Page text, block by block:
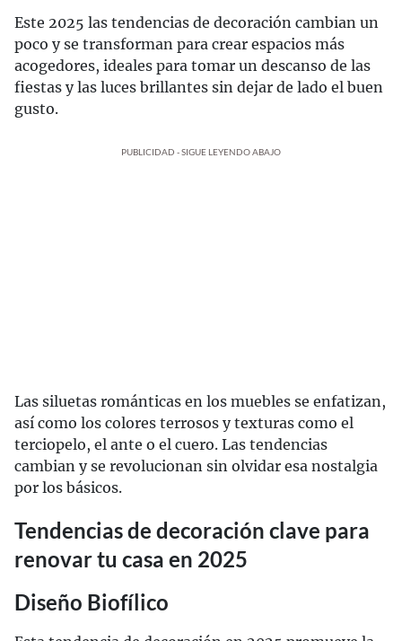
Este 2025 las tendencias de decoración cambian un
poco y se transforman para crear espacios más
acogedores, ideales para tomar un descanso de las
fiestas y las luces brillantes sin dejar de lado el buen
gusto.
PUBLICIDAD - SIGUE LEYENDO ABAJO
Las siluetas románticas en los muebles se enfatizan,
así como los colores terrosos y texturas como el
terciopelo, el ante o el cuero. Las tendencias
cambian y se revolucionan sin olvidar esa nostalgia
por los básicos.
Tendencias de decoración clave para
renovar tu casa en 2025
Diseño Biofílico